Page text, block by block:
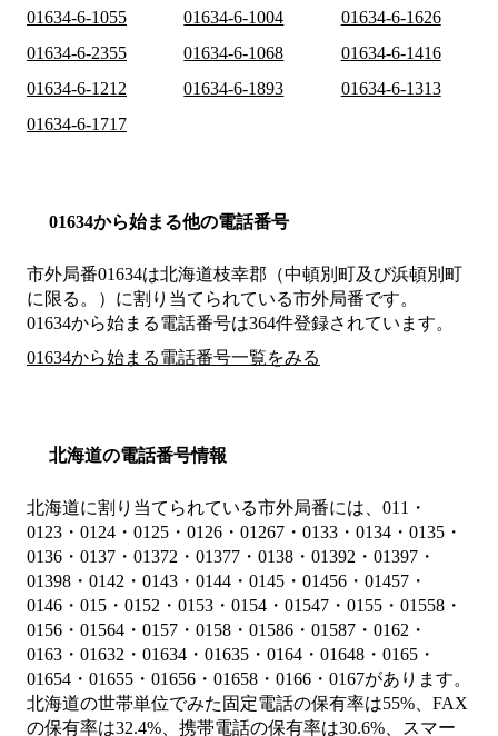
01634-6-1055
01634-6-1004
01634-6-1626
01634-6-2355
01634-6-1068
01634-6-1416
01634-6-1212
01634-6-1893
01634-6-1313
01634-6-1717
01634から始まる他の電話番号
市外局番01634は北海道枝幸郡（中頓別町及び浜頓別町
に限る。） に割り当てられている市外局番です。
01634から始まる電話番号は364件登録されています。
01634から始まる電話番号一覧をみる
北海道の電話番号情報
北海道に割り当てられている市外局番には、011・
0123・0124・0125・0126・01267・0133・0134・0135・
0136・0137・01372・01377・0138・01392・01397・
01398・0142・0143・0144・0145・01456・01457・
0146・015・0152・0153・0154・01547・0155・01558・
0156・01564・0157・0158・01586・01587・0162・
0163・01632・01634・01635・0164・01648・0165・
01654・01655・01656・01658・0166・0167があります。
北海道の世帯単位でみた固定電話の保有率は55%、FAX
の保有率は32.4%、携帯電話の保有率は30.6%、スマー